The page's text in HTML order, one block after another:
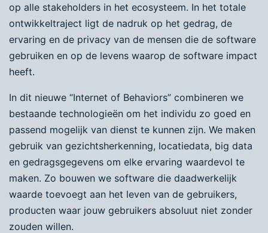
op alle stakeholders in het ecosysteem. In het totale
ontwikkeltraject ligt de nadruk op het gedrag, de
ervaring en de privacy van de mensen die de software
gebruiken en op de levens waarop de software impact
heeft.
In dit nieuwe “Internet of Behaviors” combineren we
bestaande technologieën om het individu zo goed en
passend mogelijk van dienst te kunnen zijn. We maken
gebruik van gezichtsherkenning, locatiedata, big data
en gedragsgegevens om elke ervaring waardevol te
maken. Zo bouwen we software die daadwerkelijk
waarde toevoegt aan het leven van de gebruikers,
producten waar jouw gebruikers absoluut niet zonder
zouden willen.